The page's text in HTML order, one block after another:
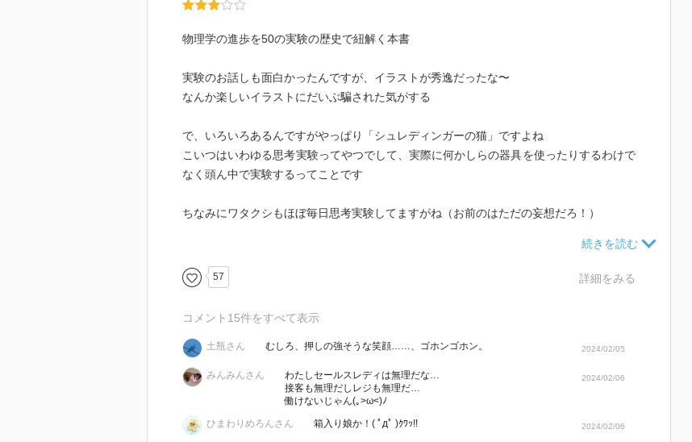
物理学の進歩を50の実験の歴史で紐解く本書
実験のお話しも面白かったんですが、イラストが秀逸だったな〜
なんか楽しいイラストにだいぶ騙された気がする
で、いろいろあるんですがやっぱり「シュレディンガーの猫」ですよね
こいつはいわゆる思考実験ってやつでして、実際に何かしらの器具を使ったりするわけで
なく頭ん中で実験するってことです
ちなみにワタクシもほぼ毎日思考実験してますがね（お前のはただの妄想だろ！）
めちゃくちゃ簡単に言うと（雑とも言う）
を言い出したわけね
で、もちろんそんな状態のものは実際に観測されないわけ（そうじゃないと説明つかない
んじゃねって状態は観測されているかな）で、それは観測した時点でどっちかに決まるか
57 詳細をみる
コメント 15件をすべて表示
土瓶さん むしろ、押しの強そうな笑顔……、ゴホンゴホン。 2024/02/05
みんみんさん
わたしセールスレディは無理だな…
接客も無理だしレジも無理だ…
働けないじゃん(｡>ω<)ﾉ
2024/02/06
ひまわりめろんさん 箱入り娘か！( ﾟдﾟ )ｸﾜｯ!! 2024/02/06